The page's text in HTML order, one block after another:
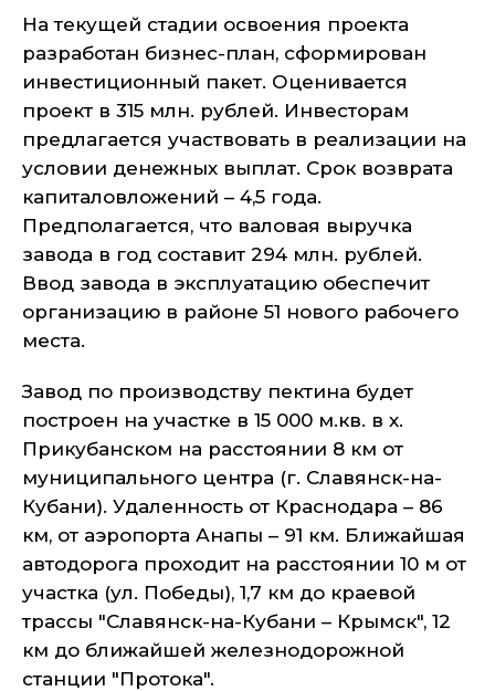
На текущей стадии освоения проекта
разработан бизнес-план, сформирован
инвестиционный пакет. Оценивается
проект в 315 млн. рублей. Инвесторам
предлагается участвовать в реализации на
условии денежных выплат. Срок возврата
капиталовложений – 4,5 года.
Предполагается, что валовая выручка
завода в год составит 294 млн. рублей.
Ввод завода в эксплуатацию обеспечит
организацию в районе 51 нового рабочего
места.
Завод по производству пектина будет
построен на участке в 15 000 м.кв. в х.
Прикубанском на расстоянии 8 км от
муниципального центра (г. Славянск-на-
Кубани). Удаленность от Краснодара – 86
км, от аэропорта Анапы – 91 км. Ближайшая
автодорога проходит на расстоянии 10 м от
участка (ул. Победы), 1,7 км до краевой
трассы "Славянск-на-Кубани – Крымск", 12
км до ближайшей железнодорожной
станции "Протока".